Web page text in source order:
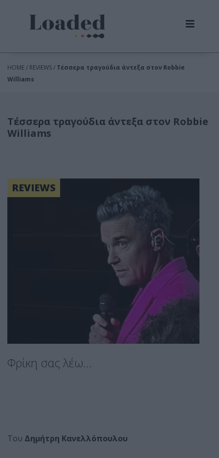
HOME / REVIEWS / Τέσσερα τραγούδια άντεξα στον Robbie
Williams
Τέσσερα τραγούδια άντεξα στον Robbie
Williams
REVIEWS
Φρίκη σας λέω...
Του Δημήτρη Κανελλόπουλου